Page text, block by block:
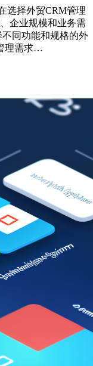
选择外贸CRM管理
企业规模和业务需
同功能和规格的外
理需求…